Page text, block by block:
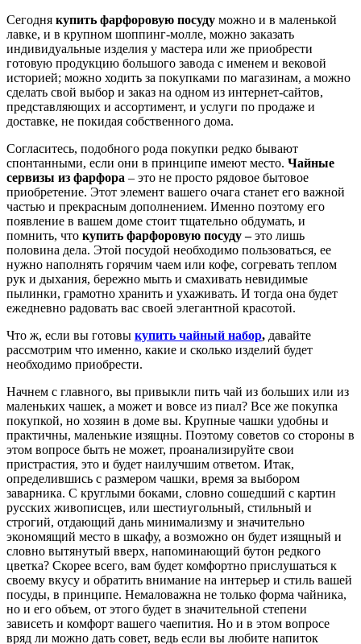
Сегодня купить фарфоровую посуду можно и в маленькой
лавке, и в крупном шоппинг-молле, можно заказать
индивидуальные изделия у мастера или же приобрести
готовую продукцию большого завода с именем и вековой
историей; можно ходить за покупками по магазинам, а можно
сделать свой выбор и заказ на одном из интернет-сайтов,
представляющих и ассортимент, и услуги по продаже и
доставке, не покидая собственного дома.
Согласитесь, подобного рода покупки редко бывают
спонтанными, если они в принципе имеют место. Чайные
сервизы из фарфора – это не просто рядовое бытовое
приобретение. Этот элемент вашего очага станет его важной
частью и прекрасным дополнением. Именно поэтому его
появление в вашем доме стоит тщательно обдумать, и
помнить, что купить фарфоровую посуду –это лишь
половина дела. Этой посудой необходимо пользоваться, ее
нужно наполнять горячим чаем или кофе, согревать теплом
рук и дыхания, бережно мыть и смахивать невидимые
пылинки, грамотно хранить и ухаживать. И тогда она будет
ежедневно радовать вас своей элегантной красотой.
Что ж, если вы готовы купить чайный набор, давайте
рассмотрим что именно, какие и сколько изделий будет
необходимо приобрести.
Начнем с главного, вы привыкли пить чай из больших или из
маленьких чашек, а может и вовсе из пиал? Все же покупка
покупкой, но хозяин в доме вы. Крупные чашки удобны и
практичны, маленькие изящны. Поэтому советов со стороны в
этом вопросе быть не может, проанализируйте свои
пристрастия, это и будет наилучшим ответом. Итак,
определившись с размером чашки, время за выбором
заварника. С круглыми боками, словно сошедший с картин
русских живописцев, или шестиугольный, стильный и
строгий, отдающий дань минимализму и значительно
экономящий место в шкафу, а возможно он будет изящный и
словно вытянутый вверх, напоминающий бутон редкого
цветка? Скорее всего, вам будет комфортно прислушаться к
своему вкусу и обратить внимание на интерьер и стиль вашей
посуды, в принципе. Немаловажна не только форма чайника,
но и его объем, от этого будет в значительной степени
зависеть и комфорт вашего чаепития. Но и в этом вопросе
вряд ли можно дать совет, ведь если вы любите напиток